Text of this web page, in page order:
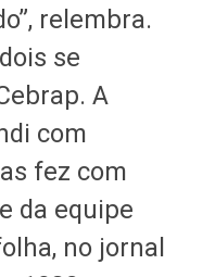
relembra.
se
A
com
fez com
da equipe
no jornal